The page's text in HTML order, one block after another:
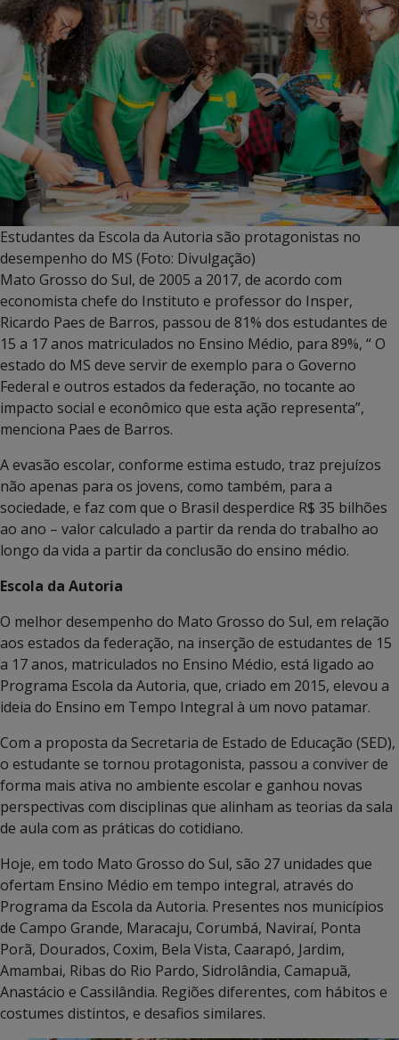
Estudantes da Escola da Autoria são protagonistas no
desempenho do MS (Foto: Divulgação)
Mato Grosso do Sul, de 2005 a 2017, de acordo com
economista chefe do Instituto e professor do Insper,
Ricardo Paes de Barros, passou de 81% dos estudantes de
15 a 17 anos matriculados no Ensino Médio, para 89%, “ O
estado do MS deve servir de exemplo para o Governo
Federal e outros estados da federação, no tocante ao
impacto social e econômico que esta ação representa”,
menciona Paes de Barros.
A evasão escolar, conforme estima estudo, traz prejuízos
não apenas para os jovens, como também, para a
sociedade, e faz com que o Brasil desperdice R$ 35 bilhões
ao ano – valor calculado a partir da renda do trabalho ao
longo da vida a partir da conclusão do ensino médio.
Escola da Autoria
O melhor desempenho do Mato Grosso do Sul, em relação
aos estados da federação, na inserção de estudantes de 15
a 17 anos, matriculados no Ensino Médio, está ligado ao
Programa Escola da Autoria, que, criado em 2015, elevou a
ideia do Ensino em Tempo Integral à um novo patamar.
Com a proposta da Secretaria de Estado de Educação (SED),
o estudante se tornou protagonista, passou a conviver de
forma mais ativa no ambiente escolar e ganhou novas
perspectivas com disciplinas que alinham as teorias da sala
de aula com as práticas do cotidiano.
Hoje, em todo Mato Grosso do Sul, são 27 unidades que
ofertam Ensino Médio em tempo integral, através do
Programa da Escola da Autoria. Presentes nos municípios
de Campo Grande, Maracaju, Corumbá, Naviraí, Ponta
Porã, Dourados, Coxim, Bela Vista, Caarapó, Jardim,
Amambai, Ribas do Rio Pardo, Sidrolândia, Camapuã,
Anastácio e Cassilândia. Regiões diferentes, com hábitos e
costumes distintos, e desafios similares.